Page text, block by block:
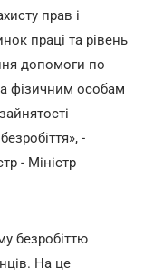
прав і
праці та рівень
допомоги по
фізичним особам
-
- Міністр
безробіттю
На це